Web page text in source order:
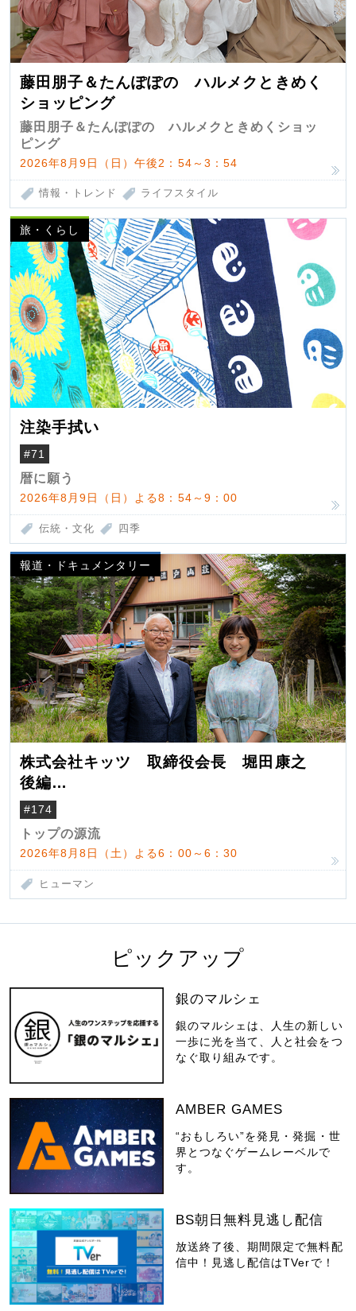
藤田朋子＆たんぽぽの ハルメクときめく
ショッピング
藤田朋子＆たんぽぽの ハルメクときめくショッ
ピング
2026年8月9日（日）午後2：54～3：54
情報・トレンド ライフスタイル
旅・くらし
注染手拭い
#71
暦に願う
2026年8月9日（日）よる8：54～9：00
伝統・文化 四季
報道・ドキュメンタリー
株式会社キッツ 取締役会長 堀田康之
後編
米国駐在でも浮かんだ八ヶ岳 山小屋を営
んだ父母
#174
トップの源流
2026年8月8日（土）よる6：00～6：30
ヒューマン
ピックアップ
銀のマルシェ
銀のマルシェは、人生の新しい
一歩に光を当て、人と社会をつ
なぐ取り組みです。
AMBER GAMES
“おもしろい”を発見・発掘・世
界とつなぐゲームレーベルで
す。
BS朝日無料見逃し配信
放送終了後、期間限定で無料配
信中！見逃し配信はTVerで！